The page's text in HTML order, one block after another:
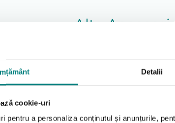
Detalii
cookie-uri
pentru a personaliza conținutul și anunțurile,
Swifty 2 care folosesc produsul
Alte Accesori